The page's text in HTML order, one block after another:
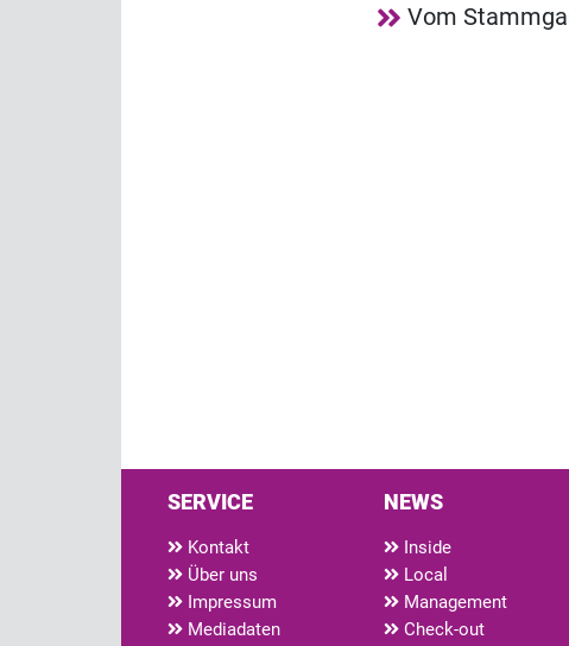
Vom
SERVICE
Kontakt
Über uns
Impressum
Mediadaten
NEWS
Inside
Local
Management
Check-out